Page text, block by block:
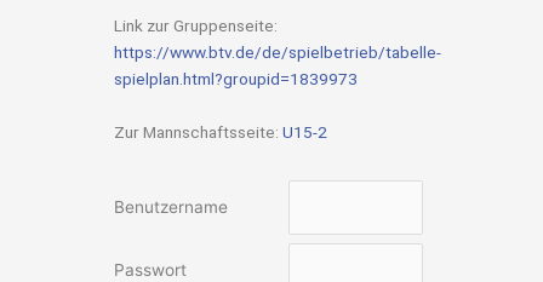
Link zur Gruppenseite:
https://www.btv.de/de/spielbetrieb/tabelle-
spielplan.html?groupid=1839973
Zur Mannschaftsseite: U15-2
Benutzername
Passwort